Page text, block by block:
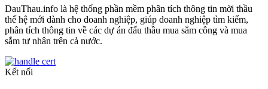
DauThau.info là hệ thống phần mềm phân tích thông tin mời thầu
thế hệ mới dành cho doanh nghiệp, giúp doanh nghiệp tìm kiếm,
phân tích thông tin về các dự án đấu thầu mua sắm công và mua
sắm tư nhân trên cả nước.
Kết nối